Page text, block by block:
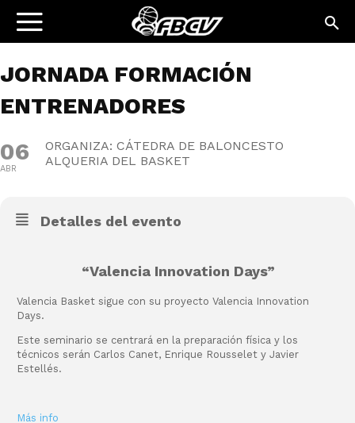
JORNADA FORMACIÓN
ENTRENADORES
06
ABR
ORGANIZA: CÁTEDRA DE BALONCESTO
ALQUERIA DEL BASKET
Detalles del evento
“Valencia Innovation Days”
Valencia Basket sigue con su proyecto Valencia Innovation
Days.
Este seminario se centrará en la preparación física y los
técnicos serán Carlos Canet, Enrique Rousselet y Javier
Estellés.
Más info